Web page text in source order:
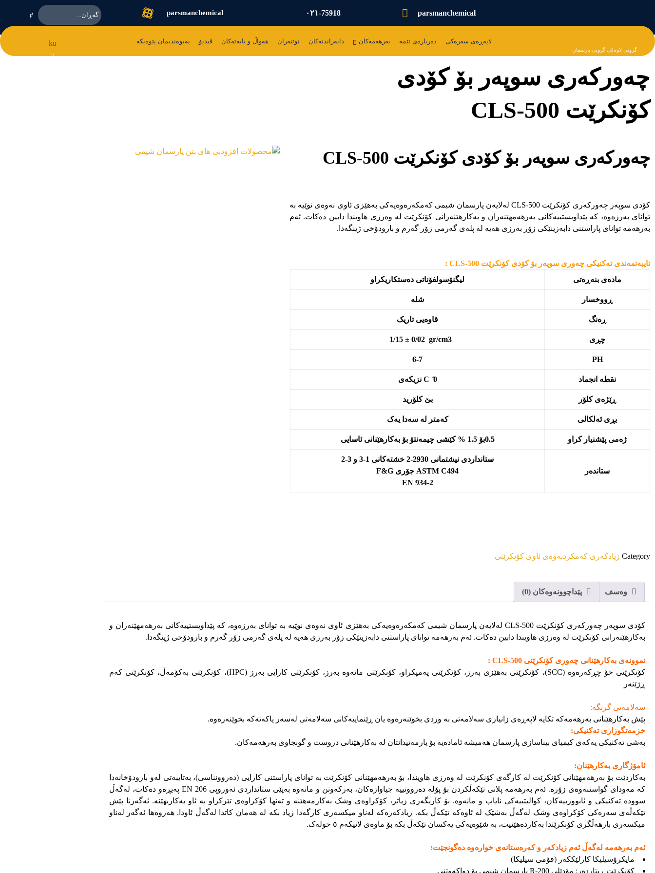
parsmanchemical ۰۲۱-75918 parsmanchemical
گروپی لاوەکی گروپی پارسمان
لاپەڕەی سەرەکی دەربارەی ئێمە بەرهەمەکان دابەزاندنەکان نوێنەران هەواڵ و بابەتەکان ڤیدیۆ پەیوەندیمان پێوەبکە ku
چەورکەری سوپەر بۆ کۆدی
کۆنکرێت CLS-500
چەورکەری سوپەر بۆ کۆدی کۆنکرێت CLS-500
کۆدی سوپەر چەورکەری کۆنکرێت CLS-500 لەلایەن پارسمان شیمی کەمکەرەوەیەکی بەهێزی ئاوی نەوەی نوێیە بە
توانای بەرزەوە، کە پێداویستییەکانی بەرهەمهێنەران و بەکارهێنەرانی کۆنکرێت لە وەرزی هاویندا دابین دەکات. ئەم
بەرهەمە توانای پاراستنی دابەزینێکی زۆر بەرزی هەیە لە پلەی گەرمی زۆر گەرم و بارودۆخی ژینگەدا.
تایبەتمەندی تەکنیکی چەوری سوپەر بۆ کۆدی کۆنکرێت CLS-500 :
مادەی بنەڕەتی
لیگنۆسولفۆناتی دەستکاریکراو
ڕووخسار شلە
ڕەنگ قاوەیی تاریک
چڕی 1/15 ± 0/02 gr/cm3
PH
6-7
نقطه انجماد 0 ̊ C نزیکەی
ڕێژەی کلۆر بێ کلۆرید
بڕی ئەلکالی کەمتر لە سەدا یەک
ژەمی پێشنیار کراو 0.5بۆ 1.5 % کێشی چیمەنتۆ بۆ بەکارهێنانی ئاسایی
ستاندەر
ستانداردی نیشتمانی 2930-2 خشتەکانی 1-3 و 3-2
ASTM C494 جۆری F&G
EN 934-2
Category زیادکەری کەمکردنەوەی ئاوی کۆنکرێتی
وەسف پێداچوونەوەکان (0)
کۆدی سوپەر چەورکەری کۆنکرێت CLS-500 لەلایەن پارسمان شیمی کەمکەرەوەیەکی بەهێزی ئاوی نەوەی نوێیە بە توانای بەرزەوە، کە پێداویستییەکانی بەرهەمهێنەران و
بەکارهێنەرانی کۆنکرێت لە وەرزی هاویندا دابین دەکات. ئەم بەرهەمە توانای پاراستنی دابەزینێکی زۆر بەرزی هەیە لە پلەی گەرمی زۆر گەرم و بارودۆخی ژینگەدا.
نموونەی بەکارهێنانی چەوری کۆنکرێتی CLS-500 :
کۆنکرێتی خۆ چڕکەرەوە (SCC)، کۆنکرێتی بەهێزی بەرز، کۆنکرێتی پەمپکراو، کۆنکرێتی مانەوە بەرز، کۆنکرێتی کارایی بەرز (HPC)، کۆنکرێتی بەکۆمەڵ، کۆنکرێتی کەم
ڕژێنەر
سەلامەتی گرنگە:
پێش بەکارهێنانی بەرهەمەکە تکایە لاپەڕەی زانیاری سەلامەتی بە وردی بخوێنەرەوە یان ڕێنماییەکانی سەلامەتی لەسەر پاکەتەکە بخوێنەرەوە.
خزمەتگوزاری تەکنیکی:
بەشی تەکنیکی یەکەی کیمیای بیناسازی پارسمان هەمیشە ئامادەیە بۆ یارمەتیدانتان لە بەکارهێنانی دروست و گونجاوی بەرهەمەکان.
ئامۆژگاری بەکارهێنان:
بەکاردێت بۆ بەرهەمهێنانی کۆنکرێت لە کارگەی کۆنکرێت لە وەرزی هاویندا، بۆ بەرهەمهێنانی کۆنکرێت بە توانای پاراستنی کارایی (دەروونناسی)، بەتایبەتی لەو بارودۆخانەدا
کە مەودای گواستنەوەی زۆرە. ئەم بەرهەمە پلانی تێکەڵکردن بۆ پۆلە دەروونییە جیاوازەکان، بەرکەوتن و مانەوە بەپێی ستانداردی ئەوروپی EN 206 پەیڕەو دەکات، لەگەڵ
سوودە تەکنیکی و ئابوورییەکان، کوالیتییەکی نایاب و مانەوە. بۆ کاریگەری زیاتر، کۆکراوەی وشک بەکارمەهێنە و تەنها کۆکراوەی تێرکراو بە ئاو بەکاربهێنە. ئەگەرنا پێش
تێکەڵەی سەرەکی کۆکراوەی وشک لەگەڵ بەشێک لە ئاوەکە تێکەڵ بکە. زیادکەرەکە لەناو میکسەری کارگەدا زیاد بکە لە هەمان کاتدا لەگەڵ ئاودا. هەروەها ئەگەر لەناو
میکسەری بارهەڵگری کۆنکرێتدا بەکاردەهێنیت، بە شێوەیەکی یەکسان تێکەڵ بکە بۆ ماوەی لانیکەم ٥ خولەک.
ئەم بەرهەمە لەگەڵ ئەم زیادکەر و کەرەستانەی خوارەوە دەگونجێت:
مایکرۆسیلیکا کارلێککەر (فۆمی سیلیکا)
کۆنکرێت ڕیتاردەر: مۆدێلی R-200 پارسمان شیمی بۆ دواکەوتنی